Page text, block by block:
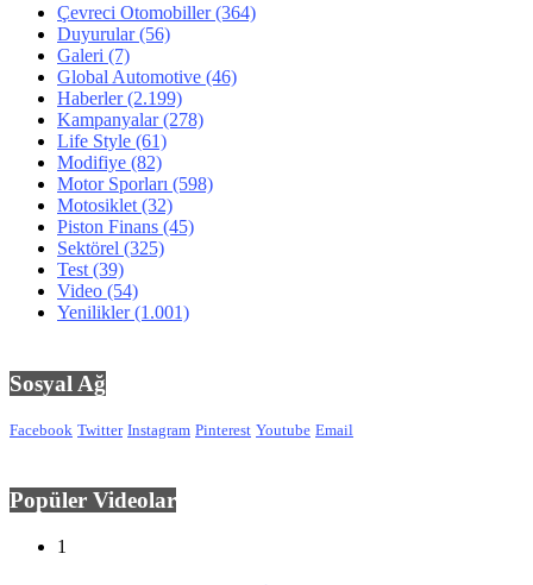
Çevreci Otomobiller(364)
Duyurular(56)
Galeri (7)
Global Automotive (46)
Haberler(2.199)
Kampanyalar(278)
Life Style (61)
Modifiye (82)
Motor Sporları (598)
Motosiklet (32)
Piston Finans (45)
Sektörel (325)
Test (39)
Video (54)
Yenilikler(1.001)
Sosyal Ağ
Facebook Twitter Instagram Pinterest Youtube Email
Popüler Videolar
1